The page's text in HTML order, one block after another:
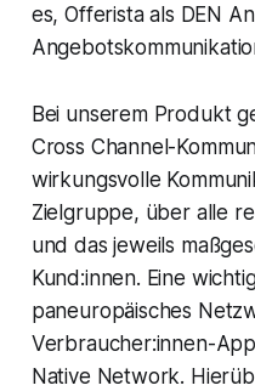
es, Offerista als DEN
Bei unserem Produkt
Cross Channel-
wirkungsvolle
Zielgruppe, über alle
und das jeweils
Kund:innen. Eine
paneuropäisches
Verbraucher:innen-
Native Network.